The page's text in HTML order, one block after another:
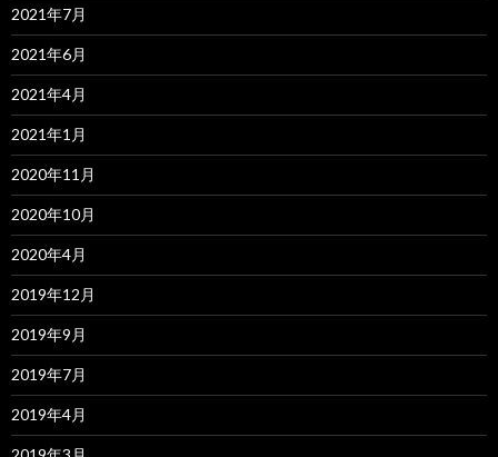
2021年7月
2021年6月
2021年4月
2021年1月
2020年11月
2020年10月
2020年4月
2019年12月
2019年9月
2019年7月
2019年4月